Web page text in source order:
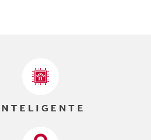
INTELIGENTE